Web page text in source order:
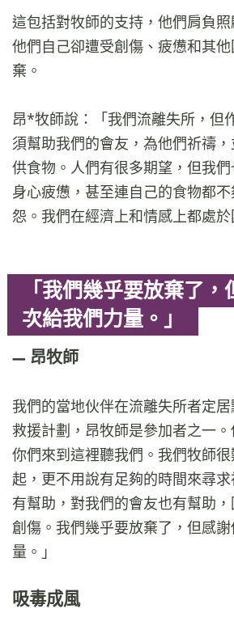
這包括對牧師的支持，他們肩負
他們自己卻遭受創傷、疲憊和其
棄。
昂*牧師說：「我們流離失所，但
須幫助我們的會友，為他們祈禱
供食物。人們有很多期望，但我
身心疲憊，甚至連自己的食物都
怨。我們在經濟上和情感上都處於
「我們幾乎要放棄了
次給我們力量。」
昂牧師
我們的當地伙伴在流離失所者定
救援計劃，昂牧師是參加者之一
你們來到這裡聽我們。我們牧師
起，更不用說有足夠的時間來尋
有幫助，對我們的會友也有幫助
創傷。我們幾乎要放棄了，但感
量。」
吸毒成風